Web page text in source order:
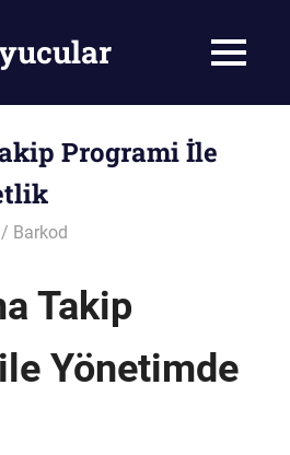
MENU
Programi İle
Barkod
Takip
Yönetimde